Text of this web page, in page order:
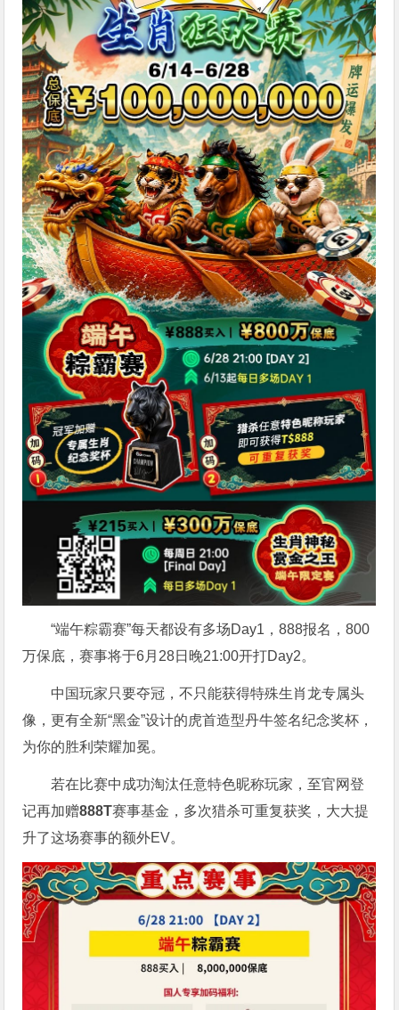
“端午粽霸赛”每天都设有多场Day1，888报名，800
万保底，赛事将于6月28日晚21:00开打Day2。
中国玩家只要夺冠，不只能获得特殊生肖龙专属头
像，更有全新“黑金”设计的虎首造型丹牛签名纪念奖杯，
为你的胜利荣耀加冕。
若在比赛中成功淘汰任意特色昵称玩家，至官网登
记再加赠888T赛事基金，多次猎杀可重复获奖，大大提
升了这场赛事的额外EV。